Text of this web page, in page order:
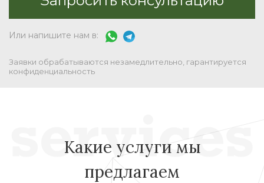
Или напишите нам в:
Заявки обрабатываются незамедлительно, гарантируется
конфиденциальность
Какие услуги мы
предлагаем